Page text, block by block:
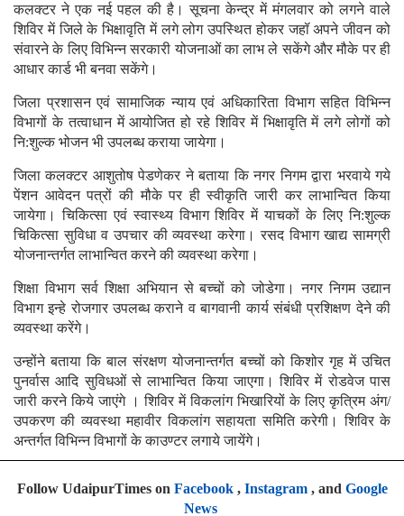
कलक्टर ने एक नई पहल की है। सूचना केन्द्र में मंगलवार को लगने वाले
शिविर में जिले के भिक्षावृति में लगे लोग उपस्थित होकर जहॉ अपने जीवन को
संवारने के लिए विभिन्न सरकारी योजनाओं का लाभ ले सकेंगे और मौके पर ही
आधार कार्ड भी बनवा सकेंगे।
जिला प्रशासन एवं सामाजिक न्याय एवं अधिकारिता विभाग सहित विभिन्न
विभागों के तत्वाधान में आयोजित हो रहे शिविर में भिक्षावृति में लगे लोगों को
नि:शुल्क भोजन भी उपलब्ध कराया जायेगा।
जिला कलक्टर आशुतोष पेडणेकर ने बताया कि नगर निगम द्वारा भरवाये गये
पेंशन आवेदन पत्रों की मौके पर ही स्वीकृति जारी कर लाभान्वित किया
जायेगा। चिकित्सा एवं स्वास्थ्य विभाग शिविर में याचकों के लिए नि:शुल्क
चिकित्सा सुविधा व उपचार की व्यवस्था करेगा। रसद विभाग खाद्य सामग्री
योजनान्तर्गत लाभान्वित करने की व्यवस्था करेगा।
शिक्षा विभाग सर्व शिक्षा अभियान से बच्चों को जोडेगा। नगर निगम उद्यान
विभाग इन्हे रोजगार उपलब्ध कराने व बागवानी कार्य संबंधी प्रशिक्षण देने की
व्यवस्था करेंगे।
उन्होंने बताया कि बाल संरक्षण योजनान्तर्गत बच्चों को किशोर गृह में उचित
पुनर्वास आदि सुविधओं से लाभान्वित किया जाएगा। शिविर में रोडवेज पास
जारी करने किये जाएंगे । शिविर में विकलांग भिखारियों के लिए कृत्रिम अंग/
उपकरण की व्यवस्था महावीर विकलांग सहायता समिति करेगी। शिविर के
अन्तर्गत विभिन्न विभागों के काउण्टर लगाये जायेंगे।
Follow UdaipurTimes on Facebook, Instagram, and Google
News